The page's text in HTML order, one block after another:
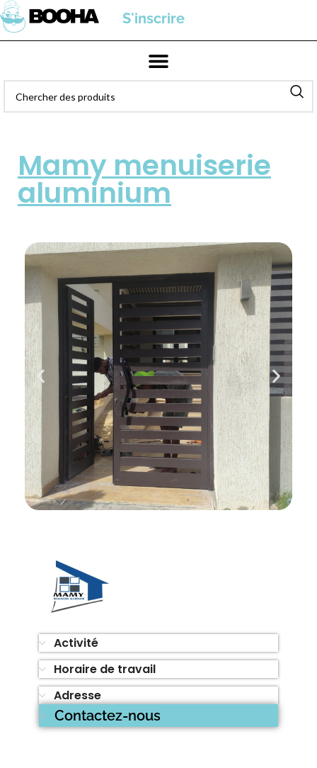
S'inscrire
Mamy menuiserie
aluminium
Activité
Horaire de travail
Adresse
Contactez-nous